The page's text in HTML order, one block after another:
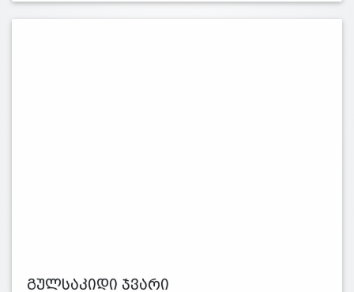
გულსაკიდი ჯვარი